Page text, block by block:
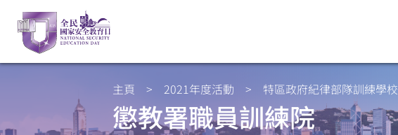
主頁 > 2021年度活動 > 特區政府紀律部隊訓練學校
懲教署職員訓練院